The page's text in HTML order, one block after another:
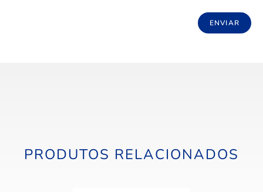
PRODUTOS RELACIONADOS